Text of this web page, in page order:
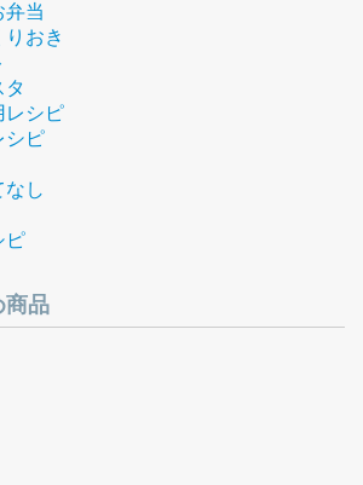
弁当
おき
タ
レシピ
シピ
なし
ピ
商品